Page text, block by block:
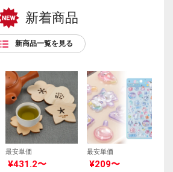
新着商品
新商品一覧を見る
最安単価
¥431.2〜
最安単価
¥209〜